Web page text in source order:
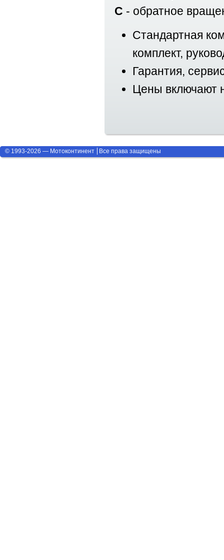
C - обратное
Стандартная
комплект,
Гарантия,
Цены включают
© 1993-2026 — Мотоконтинент Все права защищены